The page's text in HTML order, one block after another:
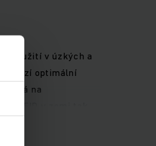
použití v úzkých a
nabízí optimální
na
výkon překládky
intuitivní